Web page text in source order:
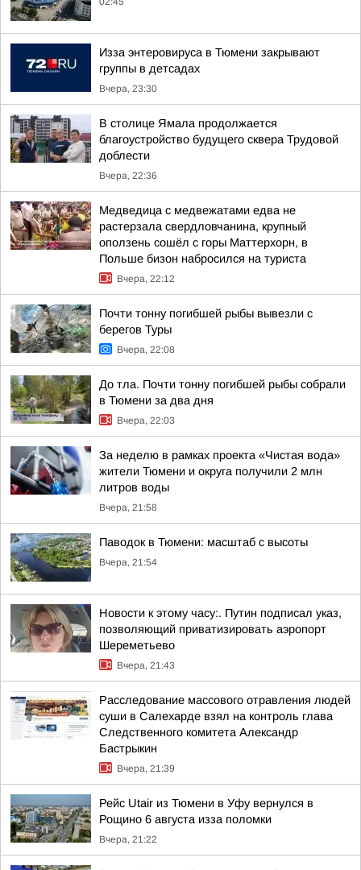
Изза энтеровируса в Тюмени закрывают
группы в детсадах
Вчера, 23:30
В столице Ямала продолжается
благоустройство будущего сквера Трудовой
доблести
Вчера, 22:36
Медведица с медвежатами едва не
растерзала свердловчанина, крупный
оползень сошёл с горы Маттерхорн, в
Польше бизон набросился на туриста
Вчера, 22:12
Почти тонну погибшей рыбы вывезли с
берегов Туры
Вчера, 22:08
До тла. Почти тонну погибшей рыбы собрали
в Тюмени за два дня
Вчера, 22:03
За неделю в рамках проекта «Чистая вода»
жители Тюмени и округа получили 2 млн
литров воды
Вчера, 21:58
Паводок в Тюмени: масштаб с высоты
Вчера, 21:54
Новости к этому часу:. Путин подписал указ,
позволяющий приватизировать аэропорт
Шереметьево
Вчера, 21:43
Расследование массового отравления людей
суши в Салехарде взял на контроль глава
Следственного комитета Александр
Бастрыкин
Вчера, 21:39
Рейс Utair из Тюмени в Уфу вернулся в
Рощино 6 августа изза поломки
Вчера, 21:22